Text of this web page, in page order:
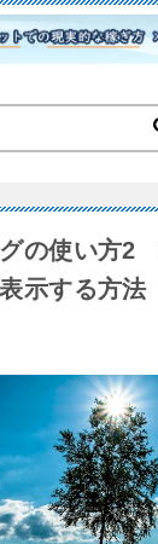
の使い方2
示する方法